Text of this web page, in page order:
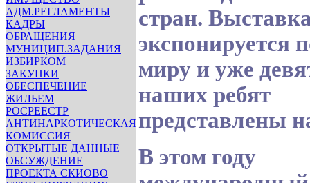
АДМ.РЕГЛАМЕНТЫ
КАДРЫ
ОБРАЩЕНИЯ
МУНИЦИП.ЗАДАНИЯ
ИЗБИРКОМ
ЗАКУПКИ
ОБЕСПЕЧЕНИЕ
ЖИЛЬЕМ
РОСРЕЕСТР
АНТИНАРКОТИЧЕСКАЯ
КОМИССИЯ
ОТКРЫТЫЕ ДАННЫЕ
ОБСУЖДЕНИЕ
ПРОЕКТА СКИОВО
стран.
экспонируется
миру и уже
наших ребят
представлены
В этом году